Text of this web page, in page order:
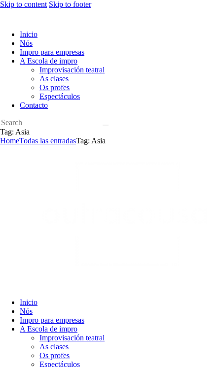
Skip to content Skip to footer
Inicio
Nós
Impro para empresas
A Escola de impro
Improvisación teatral
As clases
Os profes
Espectáculos
Contacto
Tag: Asia
HomeTodas las entradasTag: Asia
Inicio
Nós
Impro para empresas
A Escola de impro
Improvisación teatral
As clases
Os profes
Espectáculos